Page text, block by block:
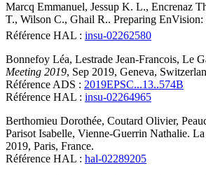
Marcq Emmanuel, Jessup K. L., Encrenaz
T., Wilson C., Ghail R.. Preparing EnVision:
Référence HAL : insu-02262580
Bonnefoy Léa, Lestrade Jean-Francois, Le
Meeting 2019, Sep 2019, Geneva,
Référence ADS : 2019EPSC...13..574B
Référence HAL : insu-02264965
Berthomieu Dorothée, Coutard Olivier,
Parisot Isabelle, Vienne-Guerrin Nathalie. La
2019, Paris, France.
Référence HAL : hal-02289205